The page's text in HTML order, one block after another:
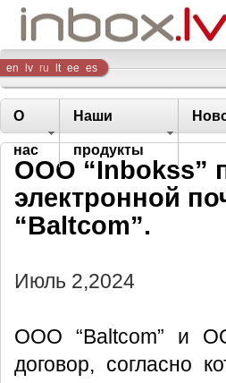
Inbox
Company
en lv ru lt ee es
О
нас
Наши
продукты
ООО “Inbokss”
электронной
“Baltcom”.
Июль 2,2024
ООО “Baltcom” и
договор, согласно